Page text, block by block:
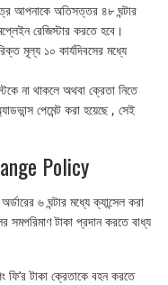
আপনাকে অতিসত্তর ৪৮ ঘন্টার
রেজিস্টার করতে হবে।
মূল্য ১০ কার্যদিবসের মধ্যে
না থাকলে অথবা ক্রেতা নিতে
পেমেন্ট করা হয়েছে , সেই
Policy
৬ ঘন্টার মধ্যে ক্যান্সেল করা
সমপরিমাণ টাকা প্রদান করতে বাধ্য
ফি’র টাকা ক্রেতাকে বহন করতে